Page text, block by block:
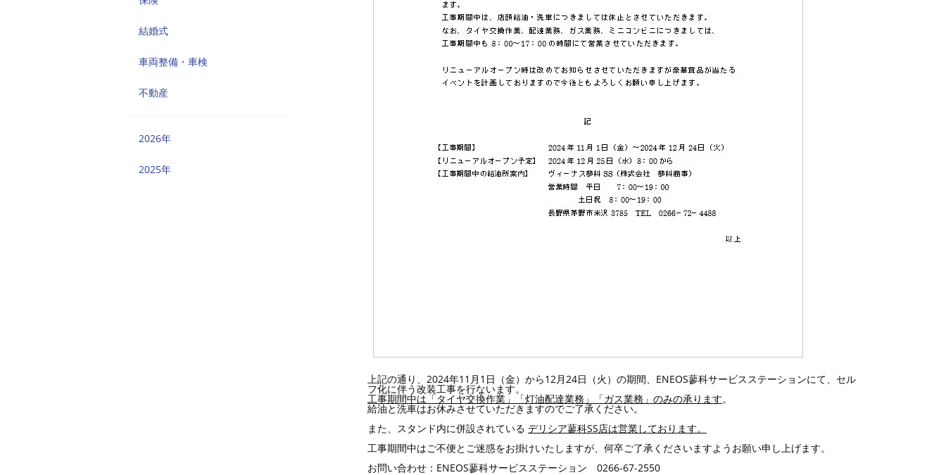
結婚式
車両整備・車検
不動産
2026年
2025年
上記の通り、2024年11月1日（金）から12月24日（火）の期間、ENEOS蓼科サービスステーションにて、セル
フ化に伴う改装工事を行ないます。
工事期間中は「タイヤ交換作業」「灯油配達業務」「ガス業務」のみの承ります。
給油と洗車はお休みさせていただきますのでご了承ください。
また、スタンド内に併設されている デリシア蓼科SS店は営業しております。
工事期間中はご不便とご迷惑をお掛けいたしますが、何卒ご了承くださいますようお願い申し上げます。
お問い合わせ：ENEOS蓼科サービスステーション 0266-67-2550